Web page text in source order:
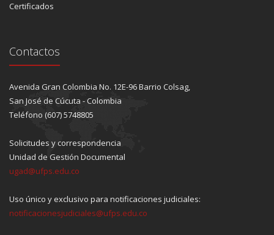
Certificados
Contactos
Avenida Gran Colombia No. 12E-96 Barrio Colsag,
San José de Cúcuta - Colombia
Teléfono (607) 5748805
Solicitudes y correspondencia
Unidad de Gestión Documental
ugad@ufps.edu.co
Uso único y exclusivo para notificaciones judiciales:
notificacionesjudiciales@ufps.edu.co